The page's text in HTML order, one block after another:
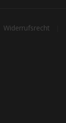
Widerrufsrecht